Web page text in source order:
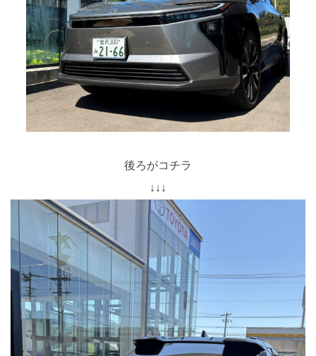
後ろがコチラ
↓↓↓